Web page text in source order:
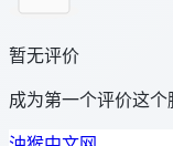
暂无评价
成为第一个评价这个